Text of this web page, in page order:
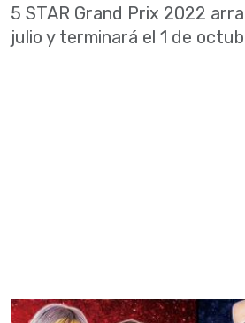
5 STAR Grand Prix 2022
julio y terminará el 1 de